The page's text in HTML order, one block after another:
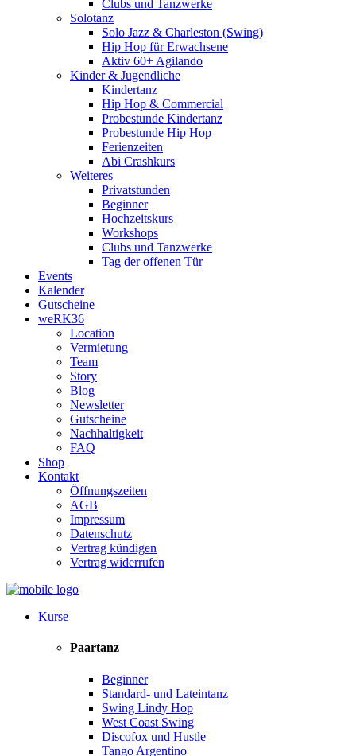
Clubs und Tanzwerke
Solotanz
Solo Jazz & Charleston (Swing)
Hip Hop für Erwachsene
Aktiv 60+ Agilando
Kinder & Jugendliche
Kindertanz
Hip Hop & Commercial
Probestunde Kindertanz
Probestunde Hip Hop
Ferienzeiten
Abi Crashkurs
Weiteres
Privatstunden
Beginner
Hochzeitskurs
Workshops
Clubs und Tanzwerke
Tag der offenen Tür
Events
Kalender
Gutscheine
weRK36
Location
Vermietung
Team
Story
Blog
Newsletter
Gutscheine
Nachhaltigkeit
FAQ
Shop
Kontakt
Öffnungszeiten
AGB
Impressum
Datenschutz
Vertrag kündigen
Vertrag widerrufen
Kurse
Paartanz
Beginner
Standard- und Lateintanz
Swing Lindy Hop
West Coast Swing
Discofox und Hustle
Tango Argentino